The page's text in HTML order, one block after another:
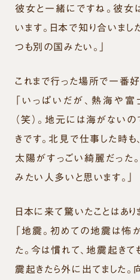
彼女と一緒にですね。彼女
います。日本で知り合いまし
つも別の国みたい。」
これまで行った場所で一番好
「いっぱいだが、熱海や
（笑）。地元には海がない
きです。北見で仕事した時
太陽がすっごい綺麗だった
みたい人多いと思います。」
日本に来て驚いたことはあり
「地震。初めての地震は怖か
た。今は慣れて、地震起きて
震起きたら外に出てました。